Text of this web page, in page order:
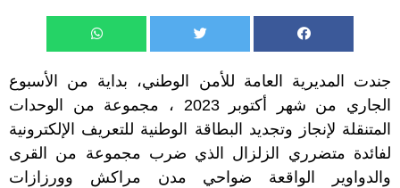
جندت المديرية العامة للأمن الوطني، بداية من الأسبوع
الجاري من شهر أكتوبر 2023 ، مجموعة من الوحدات
المتنقلة لإنجاز وتجديد البطاقة الوطنية للتعريف الإلكترونية
لفائدة متضرري الزلزال الذي ضرب مجموعة من القرى
والدواوير الواقعة ضواحي مدن مراكش وورزازات